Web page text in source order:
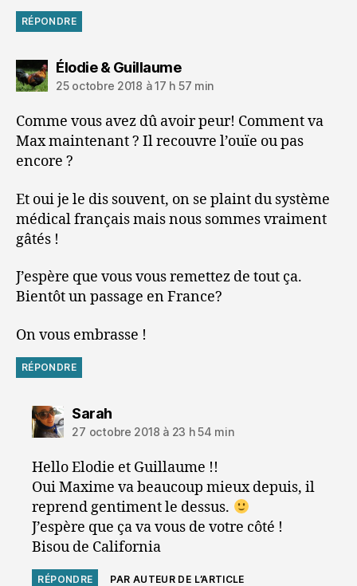
RÉPONDRE
Élodie & Guillaumedit :
25 octobre 2018 à 17 h 57 min
Comme vous avez dû avoir peur! Comment va
Max maintenant ? Il recouvre l’ouïe ou pas
encore ?
Et oui je le dis souvent, on se plaint du système
médical français mais nous sommes vraiment
gâtés !
J’espère que vous vous remettez de tout ça.
Bientôt un passage en France?
On vous embrasse !
RÉPONDRE
Sarahdit :
27 octobre 2018 à 23 h 54 min
Hello Elodie et Guillaume !!
Oui Maxime va beaucoup mieux depuis, il
reprend gentiment le dessus.
J’espère que ça va vous de votre côté !
Bisou de California
RÉPONDRE PAR AUTEUR DE L’ARTICLE